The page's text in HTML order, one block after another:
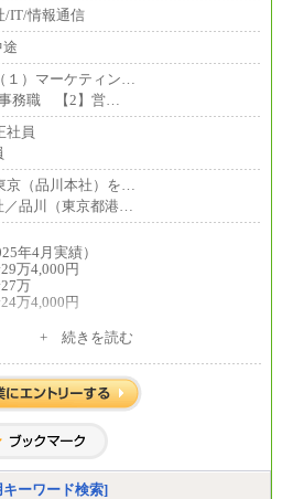
/IT/情報通信
１）マーケティン…
事務職 【2】営…
社員
京（品川本社）を…
／品川（東京都港…
年4月実績）
万4,000円
万
万4,000円
円～350,000円
万円～600万円
（基本給・賞与）は経験・スキルを考
によっては、記載額を超える場合もあ
給与に変更はございません。
+ 続きを読む
ーワード検索]